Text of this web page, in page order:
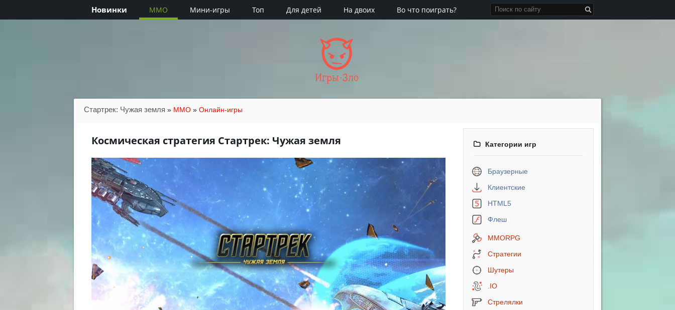
Новинки MMO Мини-игры Топ Для детей На двоих Во что поиграть?
Игры·Зло
Стартрек: Чужая земля » MMO » Онлайн-игры
Космическая стратегия Стартрек: Чужая земля Категории игр
Браузерные
Клиентские
HTML5
Флеш
MMORPG
Стратегии
Шутеры
.IO
Стрелялки